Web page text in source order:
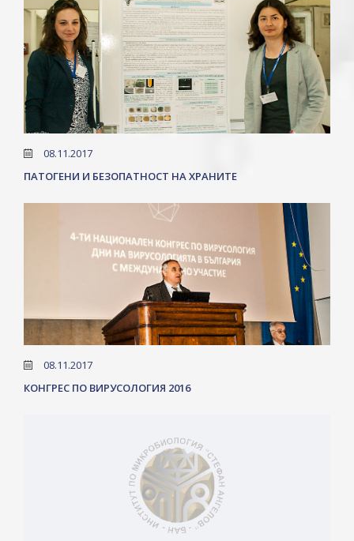
08.11.2017
ПАТОГЕНИ И БЕЗОПАТНОСТ НА ХРАНИТЕ
08.11.2017
КОНГРЕС ПО ВИРУСОЛОГИЯ 2016